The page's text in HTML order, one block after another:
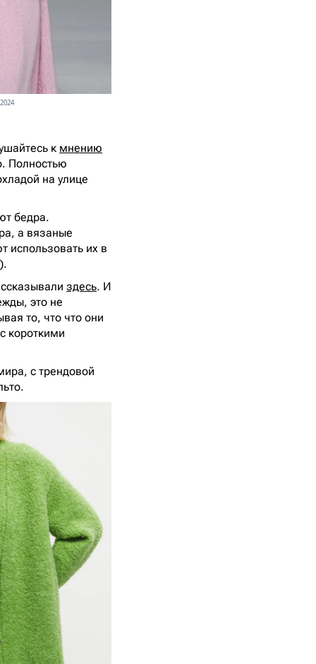
к мнению
Полностью
на улице
бедра.
а вязаные
использовать их в
здесь. И
это не
то, что что они
короткими
с трендовой